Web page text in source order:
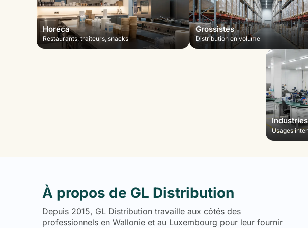
Horeca
Restaurants, traiteurs, snacks
Grossistes
Distribution en volume
Usages
À propos de GL Distribution
Depuis 2015, GL Distribution travaille aux côtés des
professionnels en Wallonie et au Luxembourg pour leur fournir